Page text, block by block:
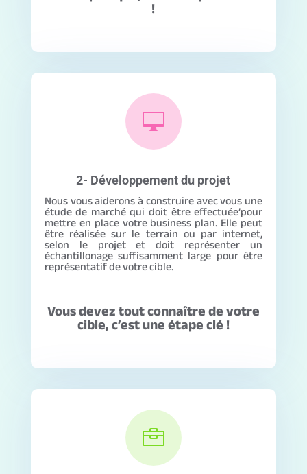
!

2- Développement du projet
Nous vous aiderons à construire avec vous une
étude de marché qui doit être effectuée’pour
mettre en place votre business plan. Elle peut
être réalisée sur le terrain ou par internet,
selon le projet et doit représenter un
échantillonage suffisamment large pour être
représentatif de votre cible.
Vous devez tout connaître de votre
cible, c’est une étape clé !
